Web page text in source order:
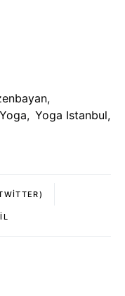
,
Yoga, Yoga Istanbul,